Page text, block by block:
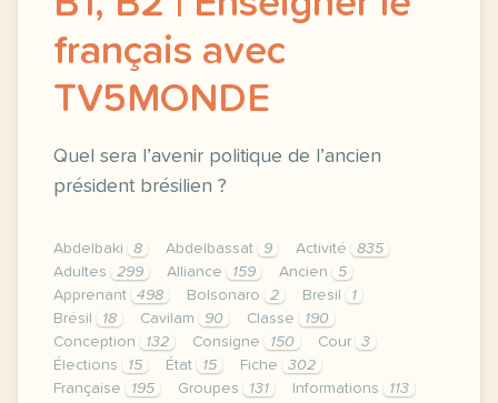
français avec
TV5MONDE
Quel sera l’avenir politique de l’ancien
président brésilien ?
Abdelbaki 8 Abdelbassat 9 Activité
835
Adultes
299 Alliance 159 Ancien
5
Apprenant
498 Bolsonaro 2 Bresil
1
Brésil
18 Cavilam 90 Classe
190
Conception
132 Consigne 150 Cour
3
Élections
15 État 15 Fiche
302
Française
195 Groupes 131 Informations
113